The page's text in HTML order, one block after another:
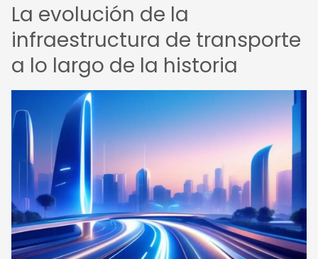
La evolución de la
infraestructura de transporte
a lo largo de la historia